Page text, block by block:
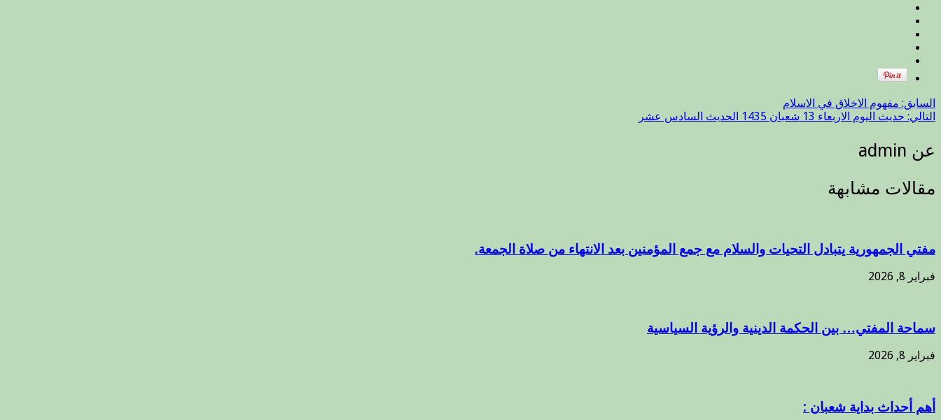
السابق: مفهوم الاخلاق في الاسلام
التالي: حديث اليوم الاربعاء 13 شعبان 1435 الحديث السادس عشر
عن admin
مقالات مشابهة
مفتي الجمهورية يتبادل التحيات والسلام مع جمع المؤمنين بعد الانتهاء من صلاة الجمعة.
فبراير 8, 2026
سماحة المفتي… بين الحكمة الدينية والرؤية السياسية
فبراير 8, 2026
أهم أحداث بداية شعبان :